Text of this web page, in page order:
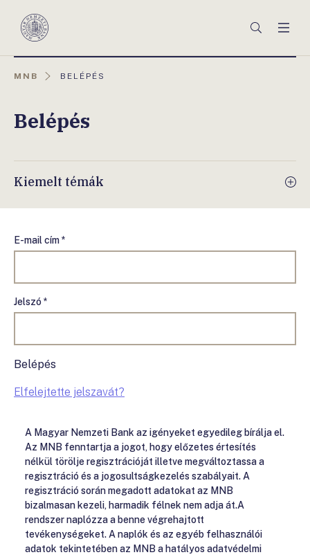
Magyar
Keresés
MNB
AKTUÁLIS
BELÉPÉS
Belépés
Kiemelt témák
E-mail cím *
Jelszó *
Belépés
Elfelejtette jelszavát?
A Magyar Nemzeti Bank az igényeket egyedileg bírálja el.
Az MNB fenntartja a jogot, hogy előzetes értesítés
nélkül törölje regisztrációját illetve megváltoztassa a
regisztráció és a jogosultságkezelés szabályait. A
regisztráció során megadott adatokat az MNB
bizalmasan kezeli, harmadik félnek nem adja át.A
rendszer naplózza a benne végrehajtott
tevékenységeket. A naplók és az egyéb felhasználói
adatok tekintetében az MNB a hatályos adatvédelmi